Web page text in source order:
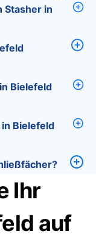
Stasher in
Bielefeld
Bielefeld
Ihr
auf